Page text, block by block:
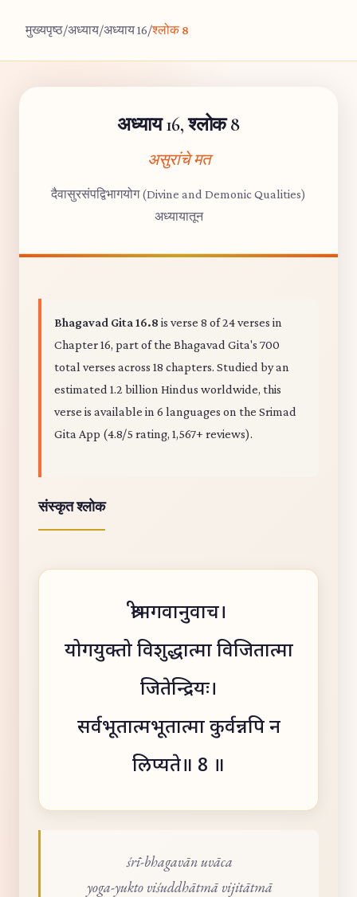
मुख्यपृष्ठ/अध्याय/अध्याय 16/श्लोक 8
अध्याय 16, श्लोक 8
असुरांचे मत
दैवासुरसंपद्विभागयोग (Divine and Demonic Qualities)
अध्यायातून
Bhagavad Gita 16.8 is verse 8 of 24 verses in
Chapter 16, part of the Bhagavad Gita's 700
total verses across 18 chapters. Studied by an
estimated 1.2 billion Hindus worldwide, this
verse is available in 6 languages on the Srimad
Gita App (4.8/5 rating, 1,567+ reviews).
संस्कृत श्लोक
श्रीभगवानुवाच।
योगयुक्तो विशुद्धात्मा विजितात्मा
जितेन्द्रियः।
सर्वभूतात्मभूतात्मा कुर्वन्नपि न
लिप्यते॥ 8 ॥
śrī-bhagavān uvāca
yoga-yukto viśuddhātmā vijitātmā